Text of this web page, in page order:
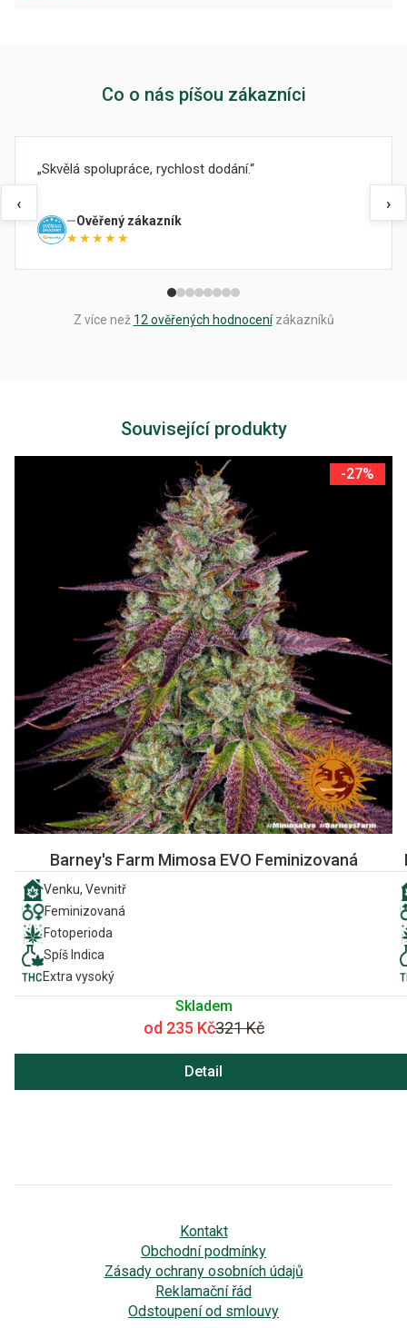
Co o nás píšou zákazníci
‹
Skvělá spolupráce, rychlost dodání.
Ověřený zákazník
★★★★★
›
Z více než 12 ověřených hodnocenízákazníků
Související produkty
-27%
Barney's Farm Mimosa EVO Feminizovaná
Venku, Vevnitř
Feminizovaná
Fotoperioda
Spíš Indica
Extra vysoký
Skladem
od 235 Kč321 Kč
Detail
Kontakt
Obchodní podmínky
Zásady ochrany osobních údajů
Reklamační řád
Odstoupení od smlouvy